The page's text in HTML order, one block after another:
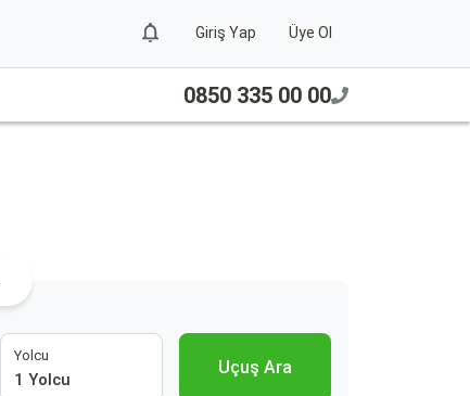
Giriş Yap Üye Ol
0850 335 00 00
Yolcu
1 Yolcu
Uçuş Ara